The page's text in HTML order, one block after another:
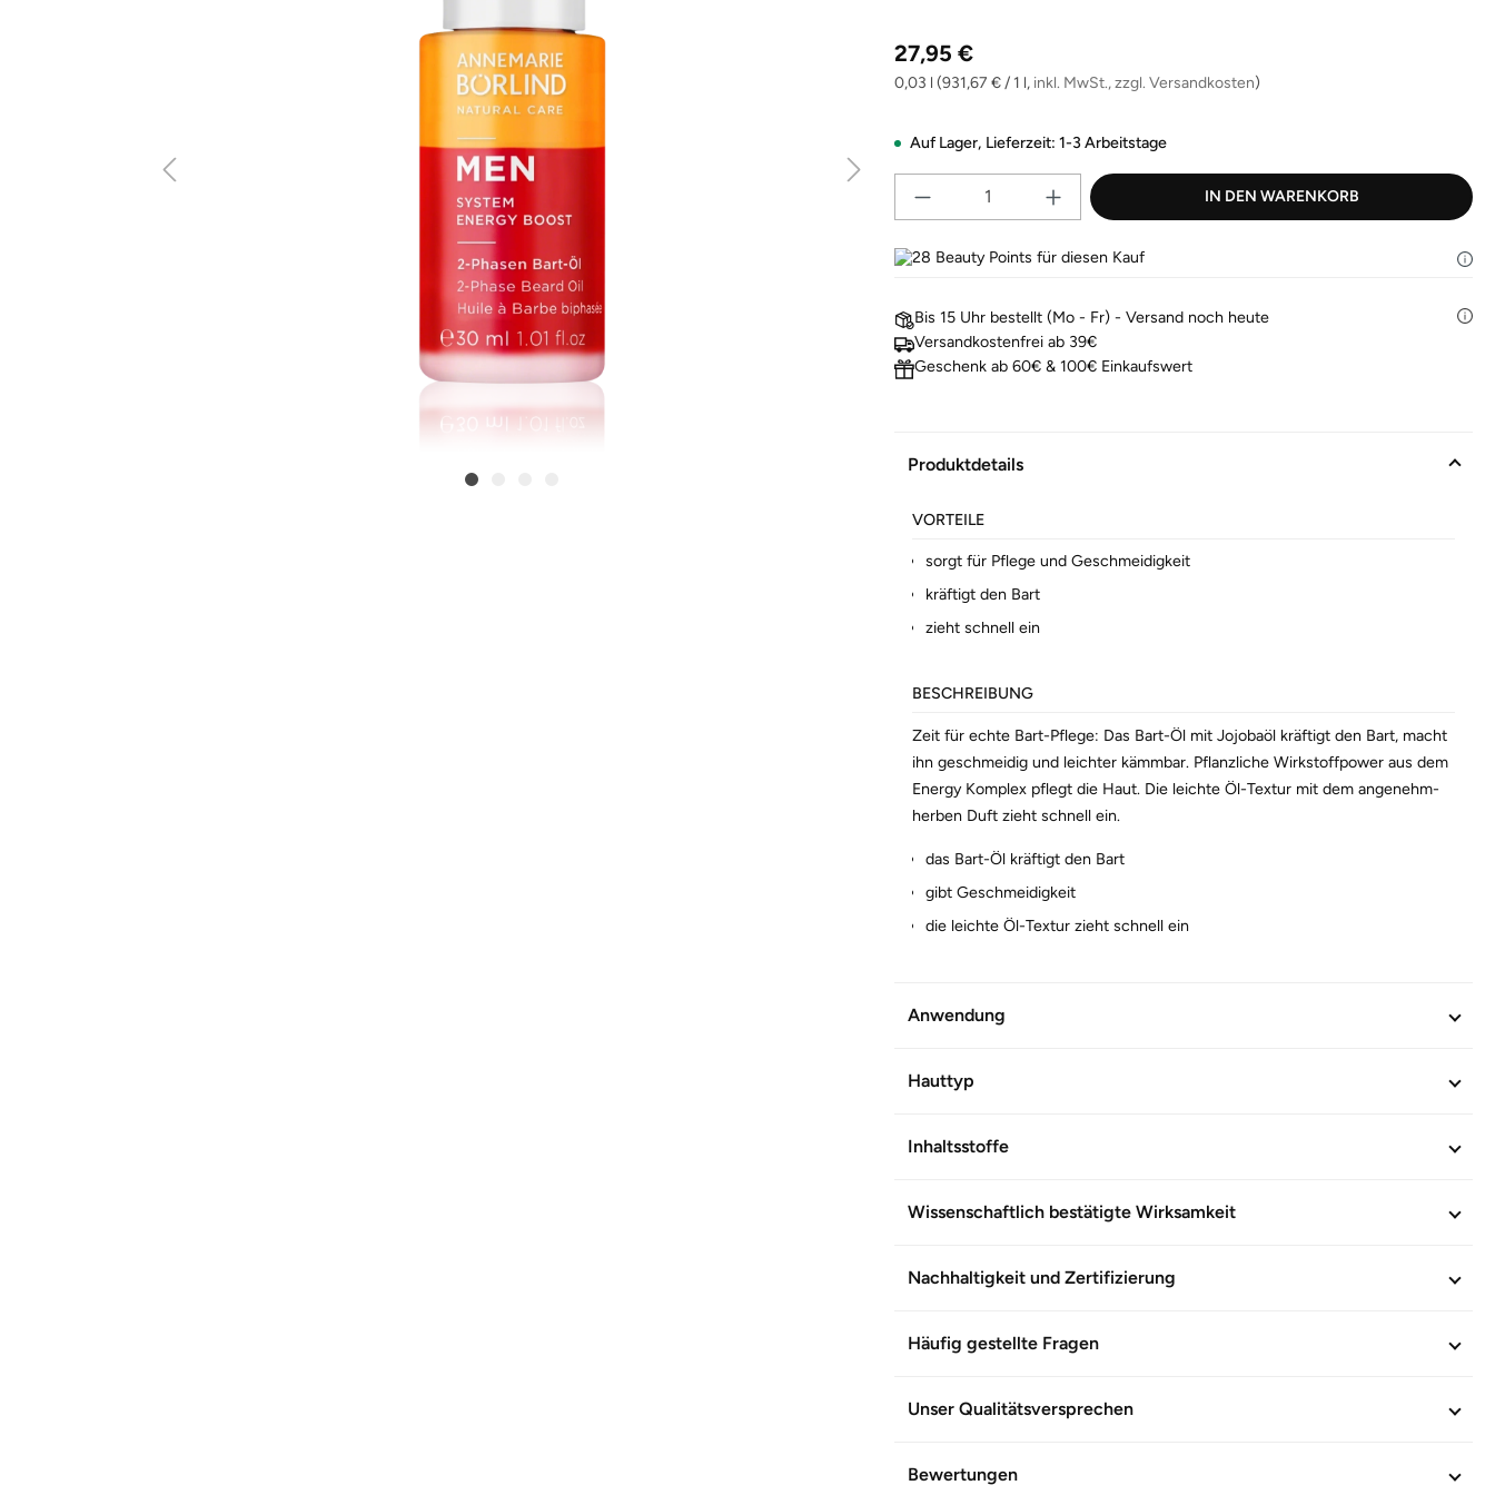
derselben
Regulärer Preis:
27,95 €
0,03 l (931,67 € / 1 l, inkl. MwSt., zzgl. Versandkosten)
Auf Lager, Lieferzeit: 1-3 Arbeitstage
Produkt Anzahl: Gib den
IN DEN WARENKORB
28 Beauty Points für diesen Kauf
Bis 15 Uhr bestellt (Mo - Fr) - Versand noch heute
Versandkostenfrei ab 39€
Geschenk ab 60€ & 100€ Einkaufswert
Produktdetails
VORTEILE
sorgt für Pflege und Geschmeidigkeit
kräftigt den Bart
zieht schnell ein
BESCHREIBUNG
Zeit für echte Bart-Pflege: Das Bart-Öl mit Jojobaöl kräftigt den Bart, macht
ihn geschmeidig und leichter kämmbar. Pflanzliche Wirkstoffpower aus dem
Energy Komplex pflegt die Haut. Die leichte Öl-Textur mit dem angenehm-
herben Duft zieht schnell ein.
das Bart-Öl kräftigt den Bart
gibt Geschmeidigkeit
die leichte Öl-Textur zieht schnell ein
Anwendung
Hauttyp
Inhaltsstoffe
Wissenschaftlich bestätigte Wirksamkeit
Nachhaltigkeit und Zertifizierung
Häufig gestellte Fragen
Unser Qualitätsversprechen
Bewertungen